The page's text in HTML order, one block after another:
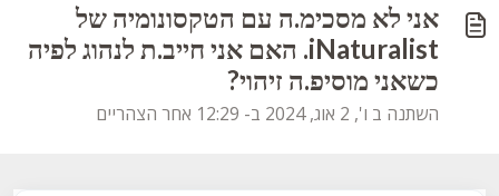
אני לא מסכימ.ה עם הטקסונומיה של
iNaturalist. האם אני חייב.ת לנהוג לפיה
כשאני מוסיפ.ה זיהוי?
השתנה ב ו', 2 אוג, 2024 ב- 12:29 אחר הצהריים